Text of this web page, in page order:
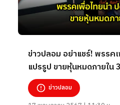
ข่าวปลอม อย่าแชร์! พรรค
แปรรูป ขายหุ้นหมดภายใน
ข่าวปลอม